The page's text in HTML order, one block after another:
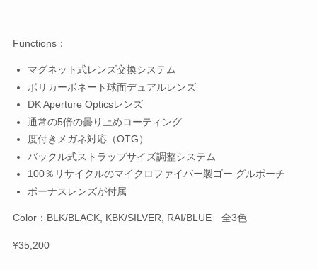
Functions：
マグネット式レンズ交換システム
ポリカーボネート球面デュアルレンズ
DK Aperture Opticsレンズ
通常の5倍の曇り止めコーティング
度付きメガネ対応（OTG）
バックル式ストラップサイズ調整システム
100％リサイクルのマイクロファイバー製ゴー グルポーチ
ボーナスレンズが付属
Color：BLK/BLACK, KBK/SILVER, RAI/BLUE 全3色
¥35,200